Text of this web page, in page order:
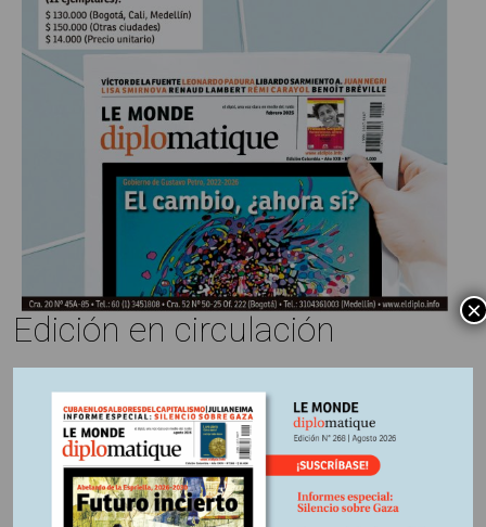
Información adicional
País:Colombia
Región:Suramérica
Fuente:Periódico Le Monde diplomatique, edición
Colombia Nº261, Diciembre 2025
Edición en circulación ×